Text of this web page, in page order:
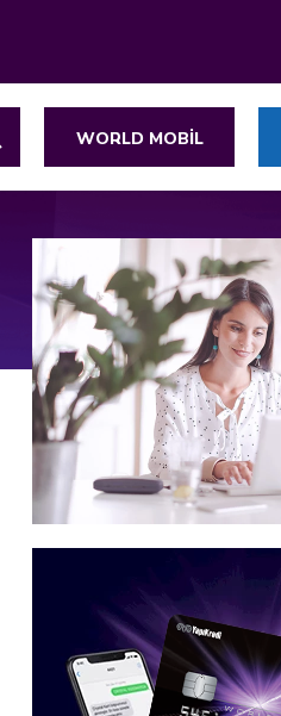
WORLD MOBİL